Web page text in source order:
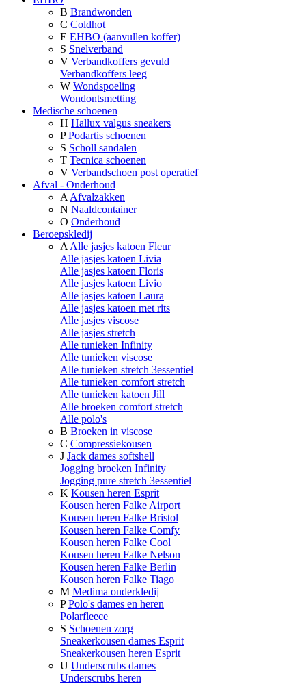
B Brandwonden
C Coldhot
E EHBO (aanvullen koffer)
S Snelverband
V Verbandkoffers gevuld
Verbandkoffers leeg
W Wondspoeling
Wondontsmetting
Medische schoenen
H Hallux valgus sneakers
P Podartis schoenen
S Scholl sandalen
T Tecnica schoenen
V Verbandschoen post operatief
Afval - Onderhoud
A Afvalzakken
N Naaldcontainer
O Onderhoud
Beroepskledij
A Alle jasjes katoen Fleur
Alle jasjes katoen Livia
Alle jasjes katoen Floris
Alle jasjes katoen Livio
Alle jasjes katoen Laura
Alle jasjes katoen met rits
Alle jasjes viscose
Alle jasjes stretch
Alle tunieken Infinity
Alle tunieken viscose
Alle tunieken stretch 3essentiel
Alle tunieken comfort stretch
Alle tunieken katoen Jill
Alle broeken comfort stretch
Alle polo's
B Broeken in viscose
C Compressiekousen
J Jack dames softshell
Jogging broeken Infinity
Jogging pure stretch 3essentiel
K Kousen heren Esprit
Kousen heren Falke Airport
Kousen heren Falke Bristol
Kousen heren Falke Comfy
Kousen heren Falke Cool
Kousen heren Falke Nelson
Kousen heren Falke Berlin
Kousen heren Falke Tiago
M Medima onderkledij
P Polo's dames en heren
Polarfleece
S Schoenen zorg
Sneakerkousen dames Esprit
Sneakerkousen heren Esprit
U Underscrubs dames
Underscrubs heren